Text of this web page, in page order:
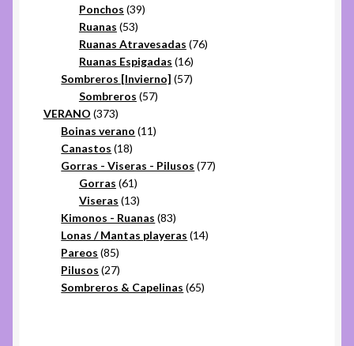
productos
Ponchos 3939
Ruanas 5353
productos
Ruanas Atravesadas 7676
Ruanas Espigadas 1616
productos
Sombreros [Invierno] 5757
Sombreros 5757
VERANO 373373
productos
Boinas verano 1111
Canastos 1818
productos
Gorras - Viseras - Pilusos 7777
Gorras 6161
productos
Viseras 1313
productos
Kimonos - Ruanas 8383
productos
Lonas / Mantas playeras 1414
Pareos 8585
productos
Pilusos 2727
productos
Sombreros & Capelinas 6565